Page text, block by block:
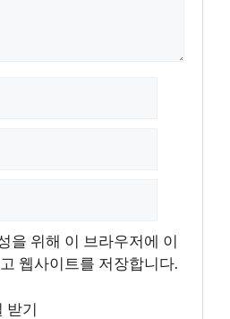
을 위해 이 브라우저에 이
웹사이트를 저장합니다.
받기